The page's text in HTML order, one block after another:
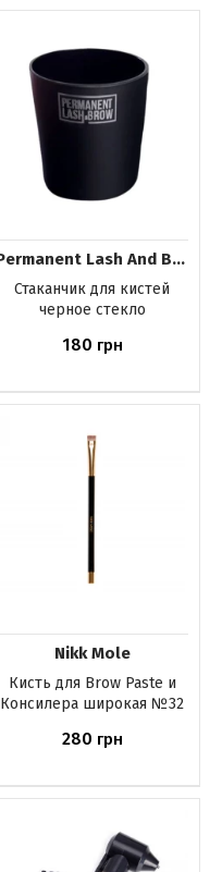
Permanent Lash And Brow
Стаканчик для кистей
черное стекло
180 грн
Nikk Mole
Кисть для Brow Paste и
Консилера широкая №32
280 грн